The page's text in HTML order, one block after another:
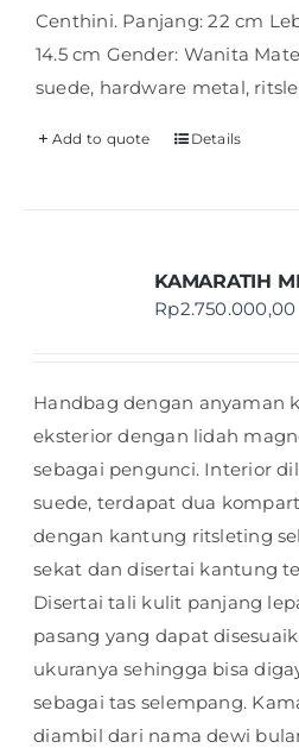
Centhini. Panjang: 22 cm
14.5 cm Gender: Wanita
suede, hardware metal,
Add to quote Details
KAMARATIH
Rp2.750.000,00
Handbag dengan anyaman
eksterior dengan lidah
sebagai pengunci. Interior
suede, terdapat dua
dengan kantung ritsleting
sekat dan disertai kantung
Disertai tali kulit panjang
pasang yang dapat
ukuranya sehingga bisa
sebagai tas selempang.
diambil dari nama dewi